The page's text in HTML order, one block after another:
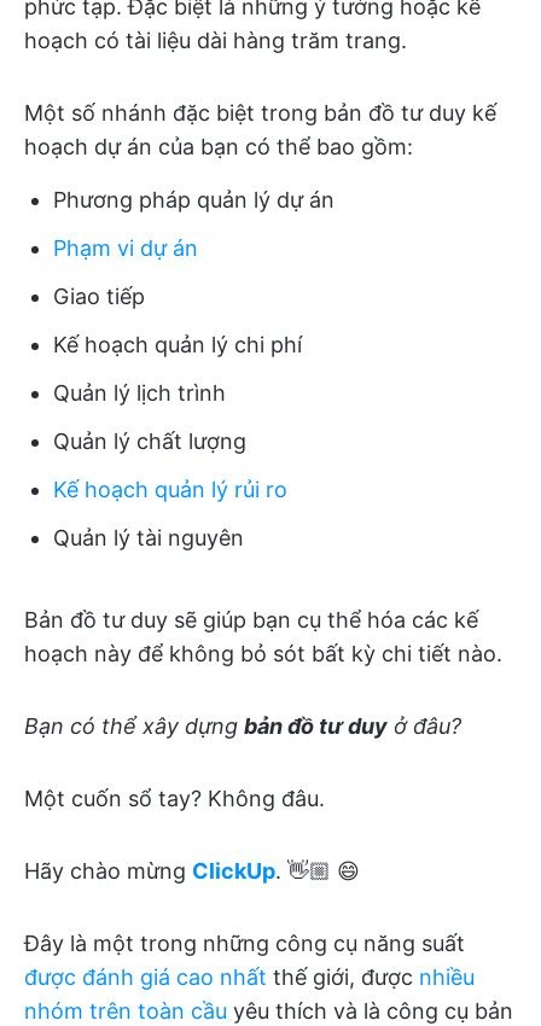
phức tạp. Đặc biệt là những ý tưởng hoặc kế
hoạch có tài liệu dài hàng trăm trang.
Một số nhánh đặc biệt trong bản đồ tư duy kế
hoạch dự án của bạn có thể bao gồm:
Phương pháp quản lý dự án
Phạm vi dự án
Giao tiếp
Kế hoạch quản lý chi phí
Quản lý lịch trình
Quản lý chất lượng
Kế hoạch quản lý rủi ro
Quản lý tài nguyên
Bản đồ tư duy sẽ giúp bạn cụ thể hóa các kế
hoạch này để không bỏ sót bất kỳ chi tiết nào.
Bạn có thể xây dựng bản đồ tư duy ở đâu?
Một cuốn sổ tay? Không đâu.
Hãy chào mừng ClickUp. 👋🏼 😄
Đây là một trong những công cụ năng suất
được đánh giá cao nhất thế giới, được nhiều
nhóm trên toàn cầu yêu thích và là công cụ bản